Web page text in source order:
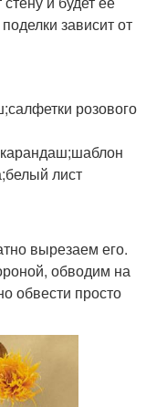
зависит от
розового
лист
вырезаем его.
обводим на
обвести просто